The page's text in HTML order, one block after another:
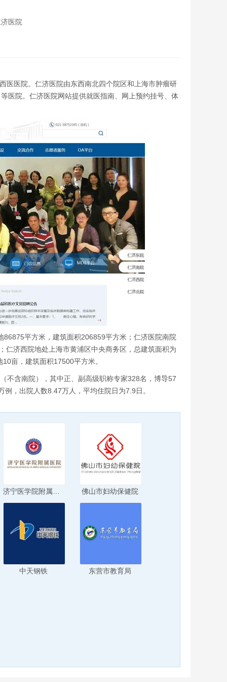
医院
医医院。仁济医院由东西南北四个院区和上海市肿瘤研
医院。仁济医院网站提供就医指南、网上预约挂号、体
平方米，建筑面积206859平方米；仁济医院南院
济西院地处上海市黄浦区中央商务区，总建筑面积为
亩，建筑面积17500平方米。
不含南院），其中正、副高级职称专家328名，博导57
，出院人数8.47万人，平均住院日为7.9日。
佛山市妇幼保健院
中天钢铁 东营市教育局